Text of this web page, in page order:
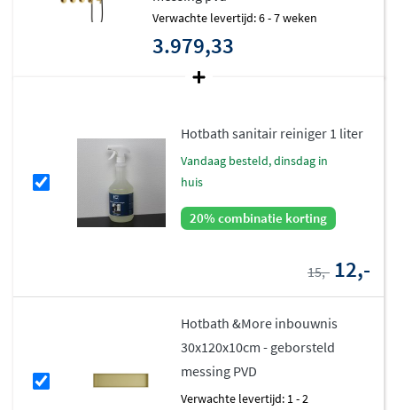
Verwachte levertijd: 6 - 7 weken
3.979,33
Hotbath sanitair reiniger 1 liter
vandaag besteld, dinsdag in
huis
20% combinatie korting
15,- 12,-
Hotbath &More inbouwnis
30x120x10cm - geborsteld
messing PVD
Verwachte levertijd: 1 - 2